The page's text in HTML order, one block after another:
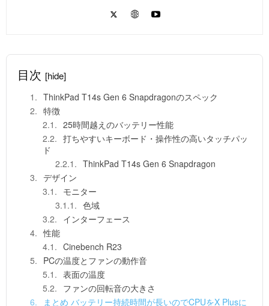
目次 [hide]
ThinkPad T14s Gen 6 Snapdragonのスペック
特徴
25時間越えのバッテリー性能
打ちやすいキーボード・操作性の高いタッチパッ
ド
ThinkPad T14s Gen 6 Snapdragon
デザイン
モニター
色域
インターフェース
性能
Cinebench R23
PCの温度とファンの動作音
表面の温度
ファンの回転音の大きさ
まとめ バッテリー持続時間が長いのでCPUをX Plusに